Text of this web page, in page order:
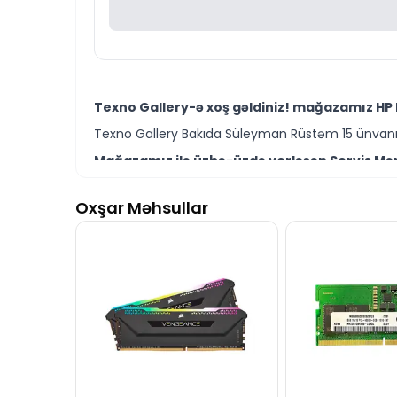
Texno Gallery-ə xoş gəldiniz! mağazamız
Texno Gallery Bakıda Süleyman Rüstəm 15
Mağazamız ilə üzbə-üzdə yerləşən Servis
RAM HP 16GB 2Rx4 PC4-2133P DDR4
Seçim etməkdə məsləhətə ehtiyacınız varsa
RAM HP 16GB 2Rx4 PC4-2133P DDR4
İş saatlarından kənar vaxtlarda əlaqə qurmaq
Oxşar Məhsullar